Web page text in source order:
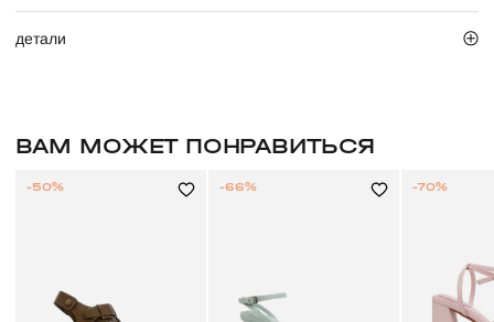
детали
ВАМ МОЖЕТ ПОНРАВИТЬСЯ
-50% -66% -70%